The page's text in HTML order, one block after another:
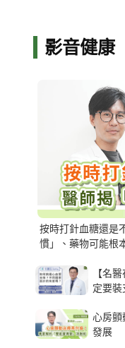
影音健康
按時打針血糖還是
慣」、藥物可能根
【名
定要裝
心房顫
發展